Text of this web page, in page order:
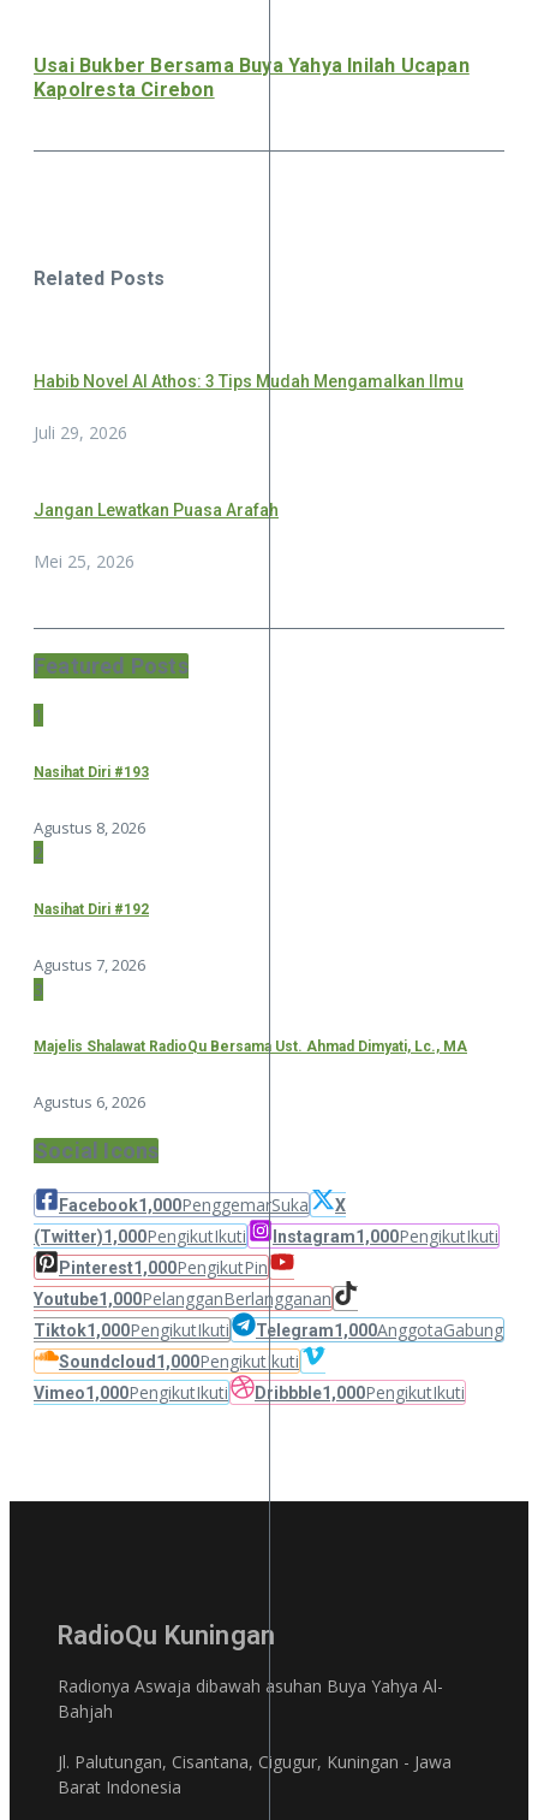
Usai Bukber Bersama Buya Yahya Inilah Ucapan
Kapolresta Cirebon
Related Posts
Habib Novel Al Athos: 3 Tips Mudah Mengamalkan Ilmu
Juli 29, 2026
Jangan Lewatkan Puasa Arafah
Mei 25, 2026
Featured Posts
1
Nasihat Diri #193
Agustus 8, 2026
2
Nasihat Diri #192
Agustus 7, 2026
3
Majelis Shalawat RadioQu Bersama Ust. Ahmad Dimyati, Lc., MA
Agustus 6, 2026
Social Icons
Facebook1,000PenggemarSuka
X
(Twitter)1,000PengikutIkuti Instagram1,000PengikutIkuti
Pinterest1,000PengikutPin
Youtube1,000PelangganBerlangganan
Tiktok1,000PengikutIkuti Telegram1,000AnggotaGabung
Soundcloud 1,000PengikutIkuti
Vimeo1,000PengikutIkuti Dribbble1,000PengikutIkuti
RadioQu Kuningan
Radionya Aswaja dibawah asuhan Buya Yahya Al-
Bahjah
Jl. Palutungan, Cisantana, Cigugur, Kuningan - Jawa
Barat Indonesia